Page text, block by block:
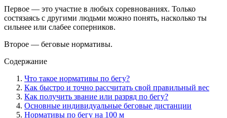
Первое — это участие в любых соревнованиях. Только
состязаясь с другими людьми можно понять, насколько ты
сильнее или слабее соперников.
Второе — беговые нормативы.
Содержание
Что такое нормативы по бегу?
Как быстро и точно рассчитать свой правильный вес
Как получить звание или разряд по бегу?
Основные индивидуальные беговые дистанции
Нормативы по бегу на 100 м